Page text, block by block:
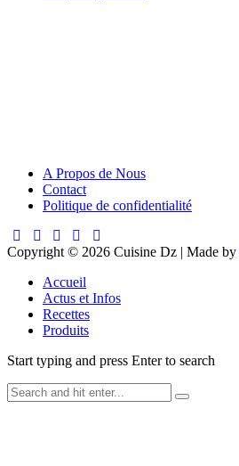
A Propos de Nous
Contact
Politique de confidentialité
Copyright © 2026 Cuisine Dz | Made by
Accueil
Actus et Infos
Recettes
Produits
Start typing and press Enter to search